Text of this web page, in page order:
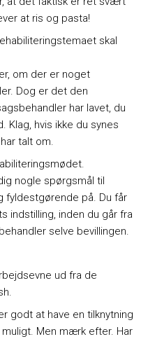
at ris og pasta!
skal
om der er noget
Dog er det den
har lavet, du
Klag, hvis ikke du synes
talt om.
nogle spørgsmål til
fyldestgørende på. Du får
indstilling, inden du går fra
selve bevillingen.
ud fra de
godt at have en tilknytning
Men mærk efter. Har